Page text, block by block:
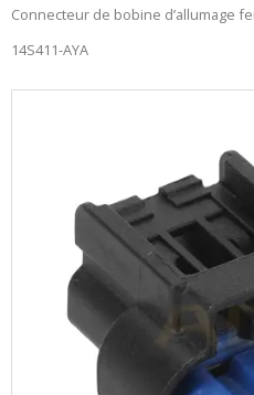
Connecteur de bobine d’allumage
14S411-AYA